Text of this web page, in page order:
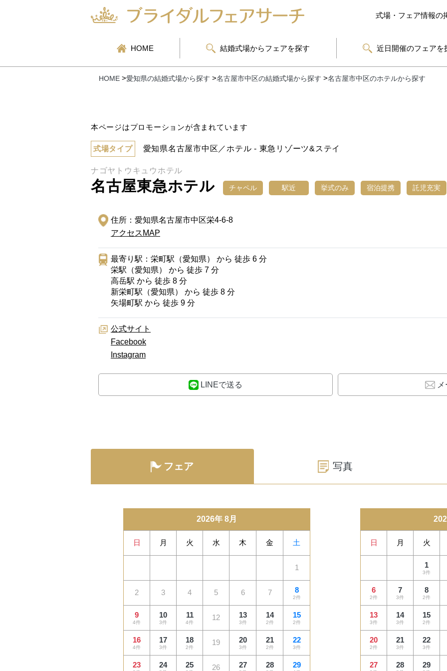
式場・フェア情報の
HOME 結婚式場からフェアを探す 近日開催のフェアを
HOME >愛知県の結婚式場から探す >名古屋市中区の結婚式場から探す >名古屋市中区のホテルから探す
本ページはプロモーションが含まれています
式場タイプ 愛知県名古屋市中区／ホテル - 東急リゾーツ&ステイ
ナゴヤトウキュウホテル
名古屋東急ホテル チャペル 駅近 挙式のみ 宿泊提携 託児充実
住所：愛知県名古屋市中区栄4-6-8
アクセスMAP
最寄り駅：栄町駅（愛知県） から 徒歩 6 分
栄駅（愛知県） から 徒歩 7 分
高岳駅 から 徒歩 8 分
新栄町駅（愛知県） から 徒歩 8 分
矢場町駅 から 徒歩 9 分
公式サイト
Facebook
Instagram
LINEで送る
フェア 写真
2026年 8月
日 月 火 水 木 金 土
1
2 3 4 5 6 7 8
2件
9
4件
10
3件
11
4件
12 13
3件
14
2件
15
2件
16
4件
17
3件
18
2件
19 20
3件
21
2件
22
3件
23 24 25 26 27 28 29
日 月 火
1
3件
6
2件
7
3件
8
2件
13
3件
14
3件
15
2件
20
2件
21
3件
22
3件
27 28 29